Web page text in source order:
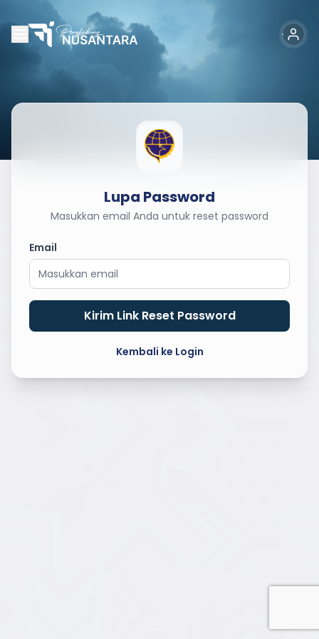
Lupa Password
Masukkan email Anda untuk reset password
Email
Kirim Link Reset Password
Kembali ke Login